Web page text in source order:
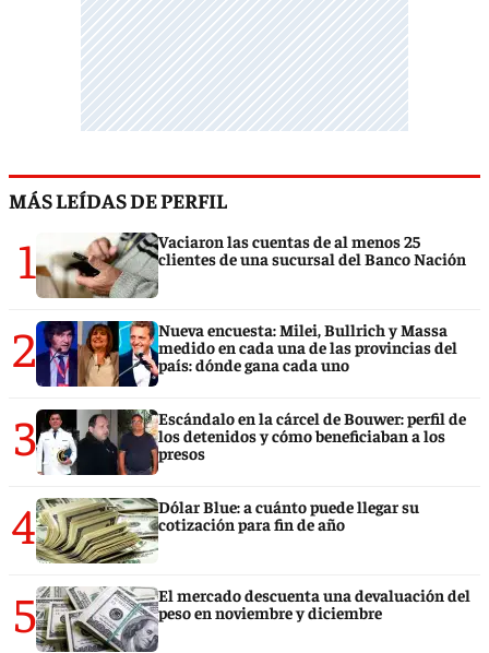
MÁS LEÍDAS DE PERFIL
1
Vaciaron las cuentas de al menos 25
clientes de una sucursal del Banco Nación
2
Nueva encuesta: Milei, Bullrich y Massa
medido en cada una de las provincias del
país: dónde gana cada uno
3
Escándalo en la cárcel de Bouwer: perfil de
los detenidos y cómo beneficiaban a los
presos
4
Dólar Blue: a cuánto puede llegar su
cotización para fin de año
5
El mercado descuenta una devaluación del
peso en noviembre y diciembre